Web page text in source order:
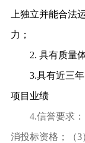
上独立并能合法
力；
2. 具有质量
3.具有近三
项目业绩
4.信誉要求
消投标资格；（3